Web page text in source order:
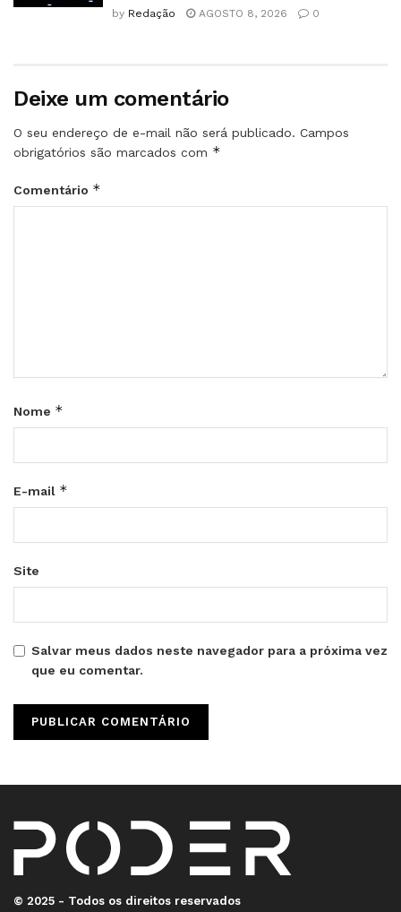
by Redação AGOSTO 8, 2026 0
Deixe um comentário
O seu endereço de e-mail não será publicado. Campos
obrigatórios são marcados com *
Comentário *
Nome *
E-mail *
Site
Salvar meus dados neste navegador para a próxima vez
que eu comentar.
© 2025 - Todos os direitos reservados